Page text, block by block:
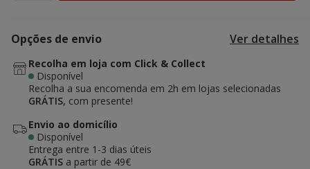
Opções de envio Ver detalhes
Recolha em loja com Click & Collect
Disponível
Recolha a sua encomenda em 2h em lojas selecionadas
GRÁTIS, com presente!
Envio ao domicílio
Disponível
Entrega entre 1-3 dias úteis
GRÁTIS a partir de 49€